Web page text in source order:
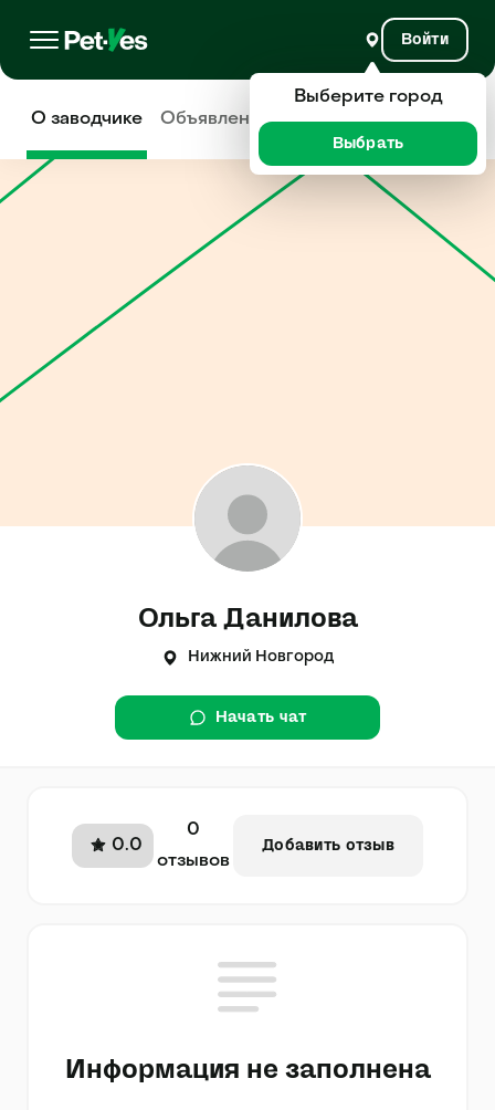
Войти
О заводчике Объявления Отзывы
Ольга Данилова
Нижний Новгород
Начать чат
0.0
0
отзывов
Добавить отзыв
Информация не заполнена
Выберите город
Выбрать